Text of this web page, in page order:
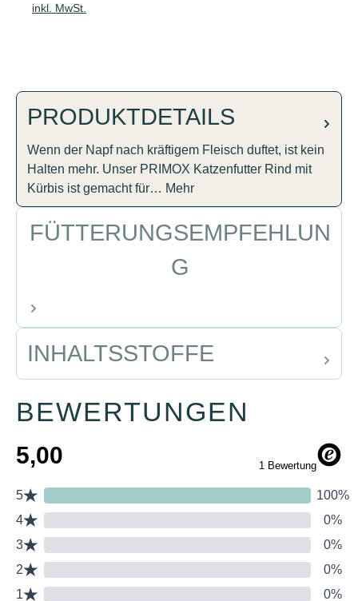
inkl. MwSt.
PRODUKTDETAILS
Wenn der Napf nach kräftigem Fleisch duftet, ist kein
Halten mehr. Unser PRIMOX Katzenfutter Rind mit
Kürbis ist gemacht für… Mehr
FÜTTERUNGSEMPFEHLUN
G
INHALTSSTOFFE
BEWERTUNGEN